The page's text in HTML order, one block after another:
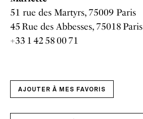
51 rue des Martyrs, 75009 Paris
45 Rue des Abbesses, 75018 Paris
+33 1 42 58 00 71
AJOUTER À MES FAVORIS